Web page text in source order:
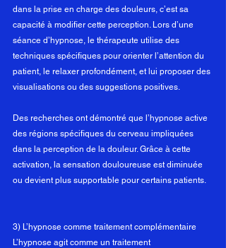
dans la prise en charge des douleurs, c’est sa
capacité à modifier cette perception. Lors d’une
séance d’hypnose, le thérapeute utilise des
techniques spécifiques pour orienter l’attention du
patient, le relaxer profondément, et lui proposer des
visualisations ou des suggestions positives.
Des recherches ont démontré que l’hypnose active
des régions spécifiques du cerveau impliquées
dans la perception de la douleur. Grâce à cette
activation, la sensation douloureuse est diminuée
ou devient plus supportable pour certains patients.
3) L’hypnose comme traitement complémentaire
L’hypnose agit comme un traitement